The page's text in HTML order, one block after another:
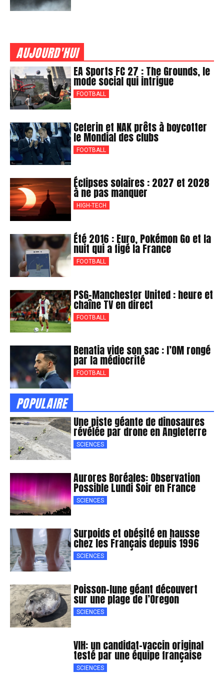
AUJOURD'HUI
EA Sports FC 27 : The Grounds, le
mode social qui intrigue
FOOTBALL
Ceferin et NAK prêts à boycotter
le Mondial des clubs
FOOTBALL
Éclipses solaires : 2027 et 2028
à ne pas manquer
HIGH-TECH
Été 2016 : Euro, Pokémon Go et la
nuit qui a figé la France
FOOTBALL
PSG-Manchester United : heure et
chaîne TV en direct
FOOTBALL
Benatia vide son sac : l’OM rongé
par la médiocrité
FOOTBALL
POPULAIRE
Une piste géante de dinosaures
révélée par drone en Angleterre
SCIENCES
Aurores Boréales: Observation
Possible Lundi Soir en France
SCIENCES
Surpoids et obésité en hausse
chez les Français depuis 1996
SCIENCES
Poisson-lune géant découvert
sur une plage de l’Oregon
SCIENCES
VIH: un candidat-vaccin original
testé par une équipe française
SCIENCES